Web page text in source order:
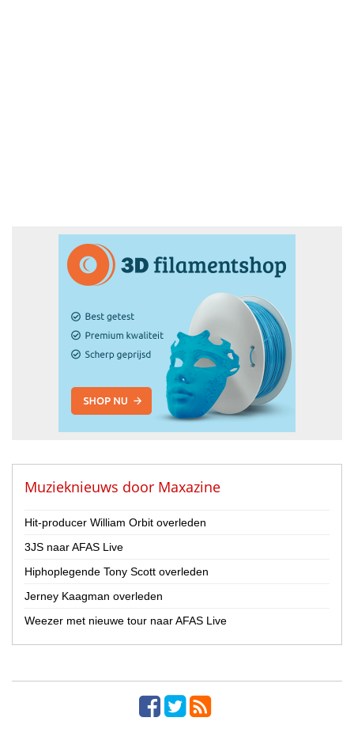
Muzieknieuws door Maxazine
Hit-producer William Orbit overleden
3JS naar AFAS Live
Hiphoplegende Tony Scott overleden
Jerney Kaagman overleden
Weezer met nieuwe tour naar AFAS Live